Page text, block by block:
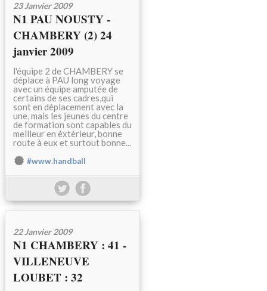
23 Janvier 2009
N1 PAU NOUSTY -
CHAMBERY (2) 24
janvier 2009
l'équipe 2 de CHAMBERY se
déplace à PAU long voyage
avec un équipe amputée de
certains de ses cadres,qui
sont en déplacement avec la
une, mais les jeunes du centre
de formation sont capables du
meilleur en éxtérieur, bonne
route à eux et surtout bonne...
#www.handball
22 Janvier 2009
N1 CHAMBERY : 41 -
VILLENEUVE
LOUBET : 32